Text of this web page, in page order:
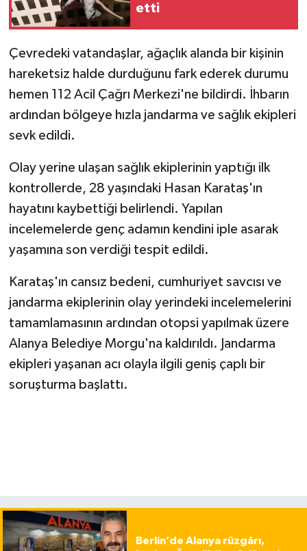
etti
Çevredeki vatandaşlar, ağaçlık alanda bir kişinin
hareketsiz halde durduğunu fark ederek durumu
hemen 112 Acil Çağrı Merkezi'ne bildirdi. İhbarın
ardından bölgeye hızla jandarma ve sağlık ekipleri
sevk edildi.
Olay yerine ulaşan sağlık ekiplerinin yaptığı ilk
kontrollerde, 28 yaşındaki Hasan Karataş'ın
hayatını kaybettiği belirlendi. Yapılan
incelemelerde genç adamın kendini iple asarak
yaşamına son verdiği tespit edildi.
Karataş'ın cansız bedeni, cumhuriyet savcısı ve
jandarma ekiplerinin olay yerindeki incelemelerini
tamamlamasının ardından otopsi yapılmak üzere
Alanya Belediye Morgu'na kaldırıldı. Jandarma
ekipleri yaşanan acı olayla ilgili geniş çaplı bir
soruşturma başlattı.
Berlin’de Alanya rüzgârı,